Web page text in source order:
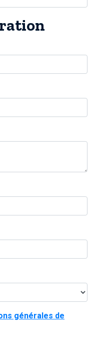
générales de